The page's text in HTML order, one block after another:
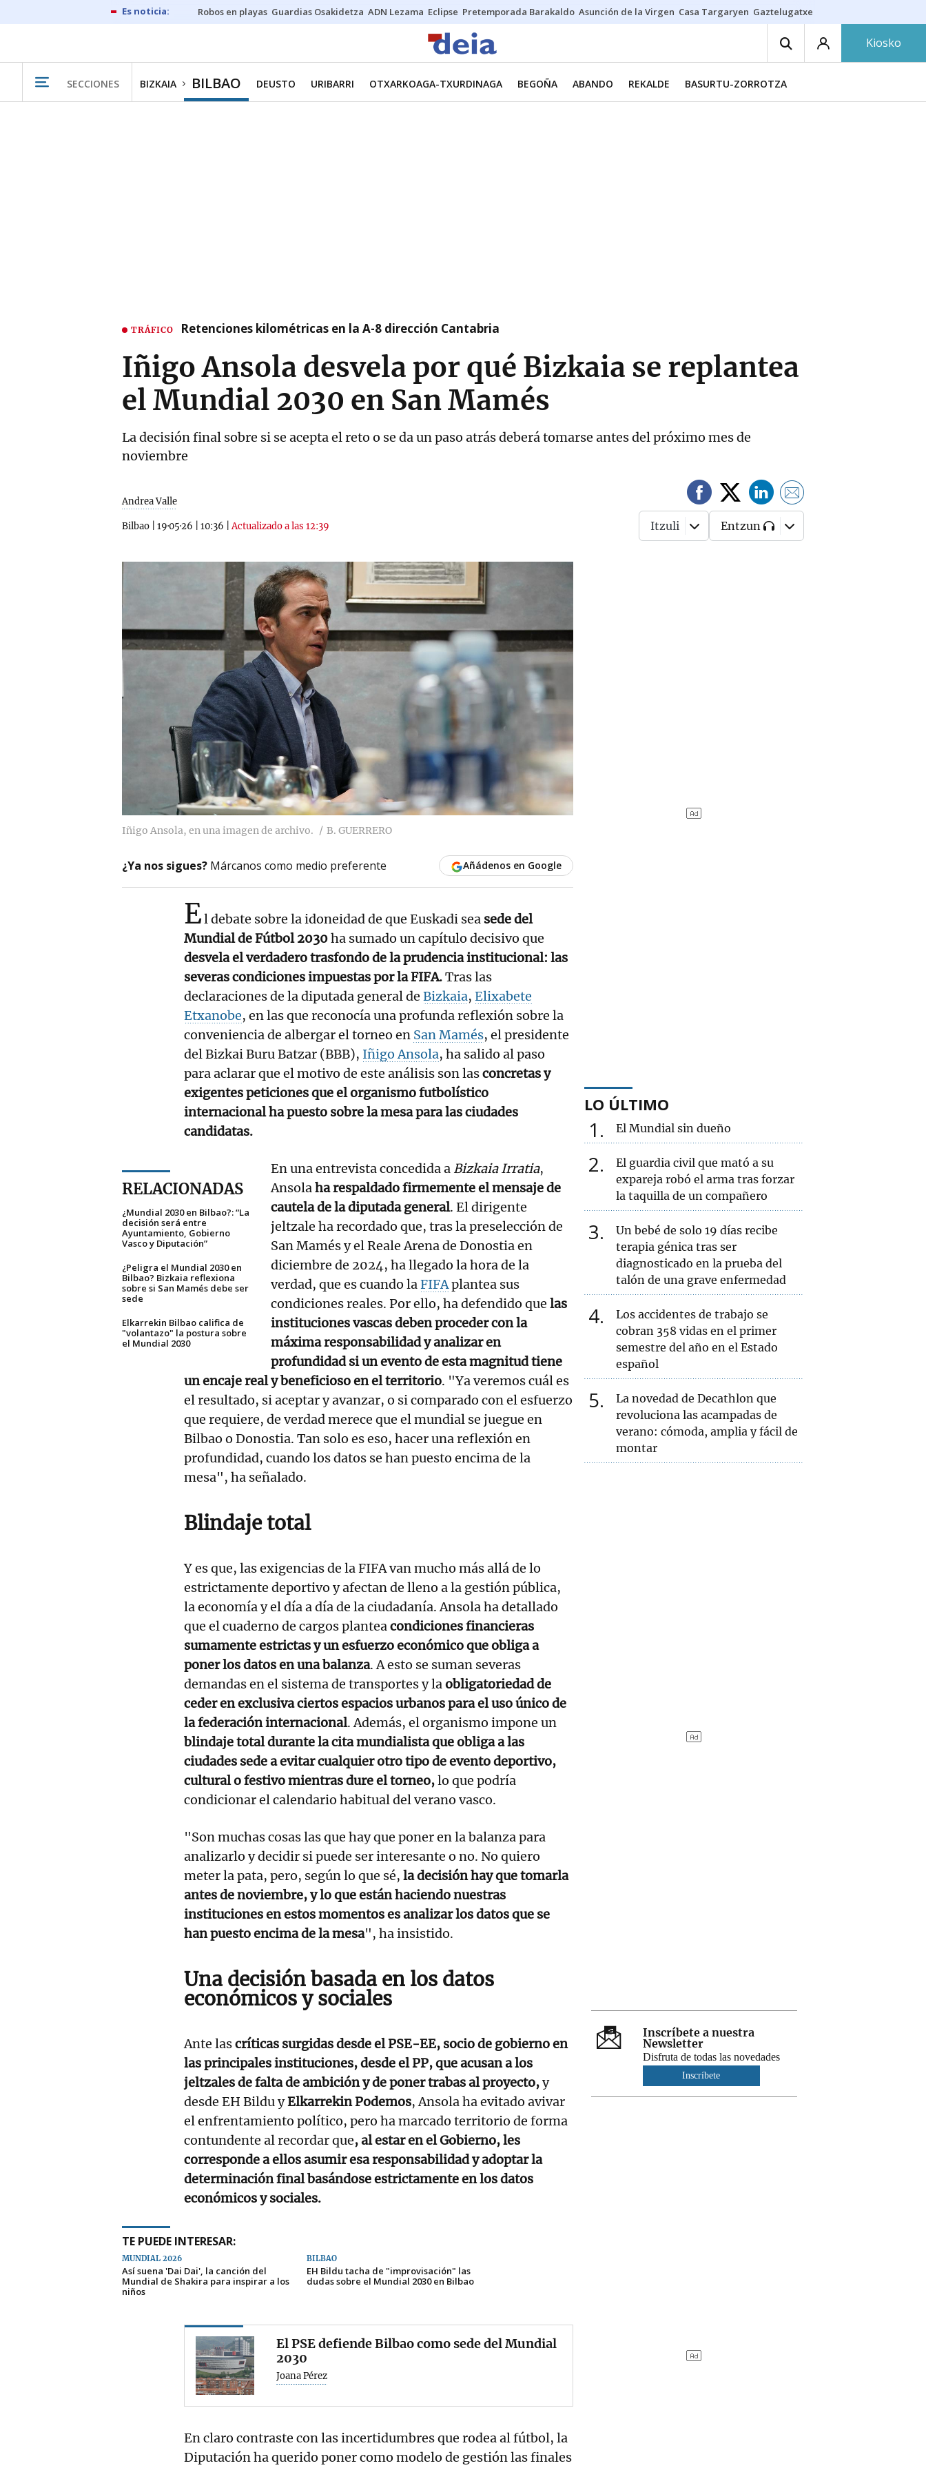
Robos en playas Guardias Osakidetza ADN Lezama Eclipse Pretemporada Barakaldo Asunción de la Virgen Casa Targaryen Gaztelugatxe
Kiosko
SECCIONES BIZKAIA BILBAO DEUSTO URIBARRI OTXARKOAGA-TXURDINAGA BEGOÑA ABANDO REKALDE BASURTU-ZORROTZA
TRÁFICO Retenciones kilométricas en la A-8 dirección Cantabria
Iñigo Ansola desvela por qué Bizkaia se replantea
el Mundial 2030 en San Mamés
La decisión final sobre si se acepta el reto o se da un paso atrás deberá tomarse antes del próximo mes de
noviembre
Andrea Valle
Bilbao 19·05·26 10:36 |Actualizado a las 12:39 Itzuli Entzun
Iñigo Ansola, en una imagen de archivo. B. GUERRERO
¿Ya nos sigues? Márcanos como medio preferente Añádenos en Google
El debate sobre la idoneidad de que Euskadi sea sede del
Mundial de Fútbol 2030ha sumado un capítulo decisivo que
desvela el verdadero trasfondo de la prudencia institucional: las
severas condiciones impuestas por la FIFA.Tras las
declaraciones de la diputada general de Bizkaia, Elixabete
Etxanobe, en las que reconocía una profunda reflexión sobre la
conveniencia de albergar el torneo en San Mamés, el presidente
del Bizkai Buru Batzar (BBB), Iñigo Ansola, ha salido al paso
para aclarar que el motivo de este análisis son lasconcretas y
exigentes peticiones que el organismo futbolístico
internacional ha puesto sobre la mesa para las ciudades
candidatas.
RELACIONADAS
¿Mundial 2030 en Bilbao?: “La
decisión será entre
Ayuntamiento, Gobierno
Vasco y Diputación”
¿Peligra el Mundial 2030 en
Bilbao? Bizkaia reflexiona
sobre si San Mamés debe ser
sede
Elkarrekin Bilbao califica de
"volantazo" la postura sobre
el Mundial 2030
En una entrevista concedida a Bizkaia Irratia,
Ansolaha respaldado firmemente el mensaje de
cautela de la diputada general. El dirigente
jeltzale ha recordado que, tras la preselección de
San Mamés y el Reale Arena de Donostia en
diciembre de 2024, ha llegado la hora de la
verdad, que es cuando laFIFAplantea sus
condiciones reales. Por ello, ha defendido que las
instituciones vascas deben proceder con la
máxima responsabilidad y analizar en
profundidad si un evento de esta magnitud tiene
un encaje real y beneficioso en el territorio. "Ya veremos cuál es
el resultado, si aceptar y avanzar, o si comparado con el esfuerzo
que requiere, de verdad merece que el mundial se juegue en
Bilbao o Donostia. Tan solo es eso, hacer una reflexión en
profundidad, cuando los datos se han puesto encima de la
mesa", ha señalado.
Blindaje total
Y es que, las exigencias de la FIFA van mucho más allá de lo
estrictamente deportivo y afectan de lleno a la gestión pública,
la economía y el día a día de la ciudadanía. Ansola ha detallado
que el cuaderno de cargos planteacondiciones financieras
sumamente estrictas y un esfuerzo económico que obliga a
poner los datos en una balanza. A esto se suman severas
demandas en el sistema de transportes y laobligatoriedad de
ceder en exclusiva ciertos espacios urbanos para el uso único de
la federación internacional. Además, el organismo impone un
blindaje total durante la cita mundialista que obliga a las
ciudades sede a evitar cualquier otro tipo de evento deportivo,
cultural o festivo mientras dure el torneo,lo que podría
condicionar el calendario habitual del verano vasco.
"Son muchas cosas las que hay que poner en la balanza para
analizarlo y decidir si puede ser interesante o no. No quiero
meter la pata, pero, según lo que sé, la decisión hay que tomarla
antes de noviembre, y lo que están haciendo nuestras
instituciones en estos momentos es analizar los datos que se
han puesto encima de la mesa", ha insistido.
Una decisión basada en los datos
económicos y sociales
Ante lascríticas surgidas desde el PSE-EE, socio de gobierno en
las principales instituciones, desde el PP, que acusan a los
jeltzales de falta de ambición y de poner trabas al proyecto,y
desde EH Bildu yElkarrekin Podemos, Ansola ha evitado avivar
el enfrentamiento político, pero ha marcado territorio de forma
contundente al recordar que, al estar en el Gobierno, les
corresponde a ellos asumir esa responsabilidad y adoptar la
determinación final basándose estrictamente en los datos
económicos y sociales.
TE PUEDE INTERESAR:
MUNDIAL 2026
Así suena 'Dai Dai', la canción del
Mundial de Shakira para inspirar a los
niños
BILBAO
EH Bildu tacha de "improvisación" las
dudas sobre el Mundial 2030 en Bilbao
El PSE defiende Bilbao como sede del Mundial
2030
Joana Pérez
En claro contraste con las incertidumbres que rodea al fútbol, la
Diputación ha querido poner como modelo de gestión las finales
LO ÚLTIMO
1 El Mundial sin dueño
2
El guardia civil que mató a su
expareja robó el arma tras forzar
la taquilla de un compañero
3
Un bebé de solo 19 días recibe
terapia génica tras ser
diagnosticado en la prueba del
talón de una grave enfermedad
4
Los accidentes de trabajo se
cobran 358 vidas en el primer
semestre del año en el Estado
español
5
La novedad de Decathlon que
revoluciona las acampadas de
verano: cómoda, amplia y fácil de
montar
Inscríbete a nuestra
Newsletter
Disfruta de todas las novedades
Inscríbete